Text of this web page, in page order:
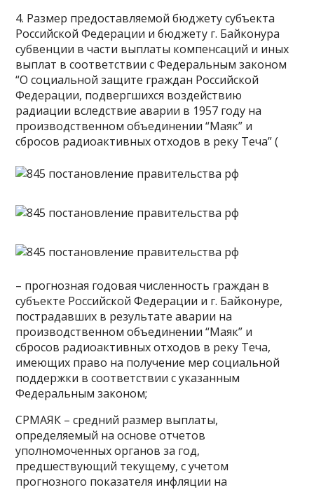
4. Размер предоставляемой бюджету субъекта
Российской Федерации и бюджету г. Байконура
субвенции в части выплаты компенсаций и иных
выплат в соответствии с Федеральным законом
“О социальной защите граждан Российской
Федерации, подвергшихся воздействию
радиации вследствие аварии в 1957 году на
производственном объединении “Маяк” и
сбросов радиоактивных отходов в реку Теча” (
– прогнозная годовая численность граждан в
субъекте Российской Федерации и г. Байконуре,
пострадавших в результате аварии на
производственном объединении “Маяк” и
сбросов радиоактивных отходов в реку Теча,
имеющих право на получение мер социальной
поддержки в соответствии с указанным
Федеральным законом;
СРМАЯК – средний размер выплаты,
определяемый на основе отчетов
уполномоченных органов за год,
предшествующий текущему, с учетом
прогнозного показателя инфляции на